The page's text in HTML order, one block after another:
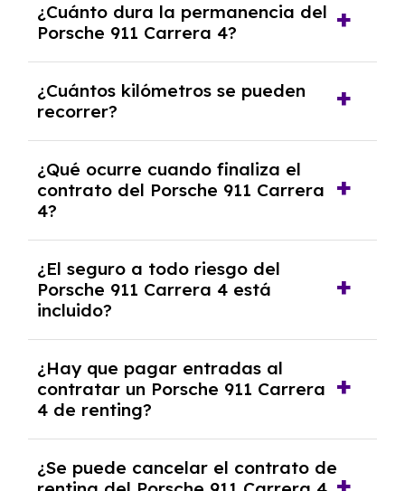
opciones y equipamiento adicional, siempre y
cuando lo pactes con la empresa de renting.
¿Cuánto dura la permanencia del
Porsche 911 Carrera 4?
renting, que normalmente varía entre 2 y 5
años.
¿Cuántos kilómetros se pueden
recorrer?
contrato y puede variar entre 10,000 y
30,000 km anuales. Si excedes ese límite,
puede haber un cargo adicional.
¿Qué ocurre cuando finaliza el
contrato del Porsche 911 Carrera
4?
coche, renovarlo por uno nuevo o, en algunos
casos, comprarlo a un precio previamente
acordado.
¿El seguro a todo riesgo del
Porsche 911 Carrera 4 está
incluido?
911 Carrera 4 con el seguro a todo riesgo sin
franquicia incluido dentro de las cuotas
mensuales.
¿Hay que pagar entradas al
contratar un Porsche 911 Carrera
4 de renting?
tendrás que pagar ningún tipo de entrada
¿Se puede cancelar el contrato de